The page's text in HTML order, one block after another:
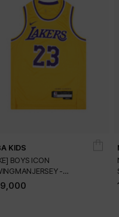
KIDS
BOYS ICON
-